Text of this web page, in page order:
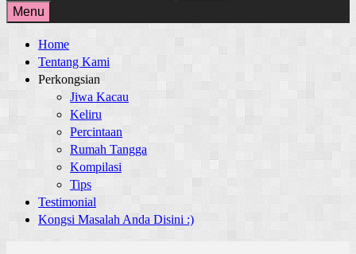
for:
Menu
Home
Tentang Kami
Perkongsian
Jiwa Kacau
Keliru
Percintaan
Rumah Tangga
Kompilasi
Tips
Testimonial
Kongsi Masalah Anda Disini :)